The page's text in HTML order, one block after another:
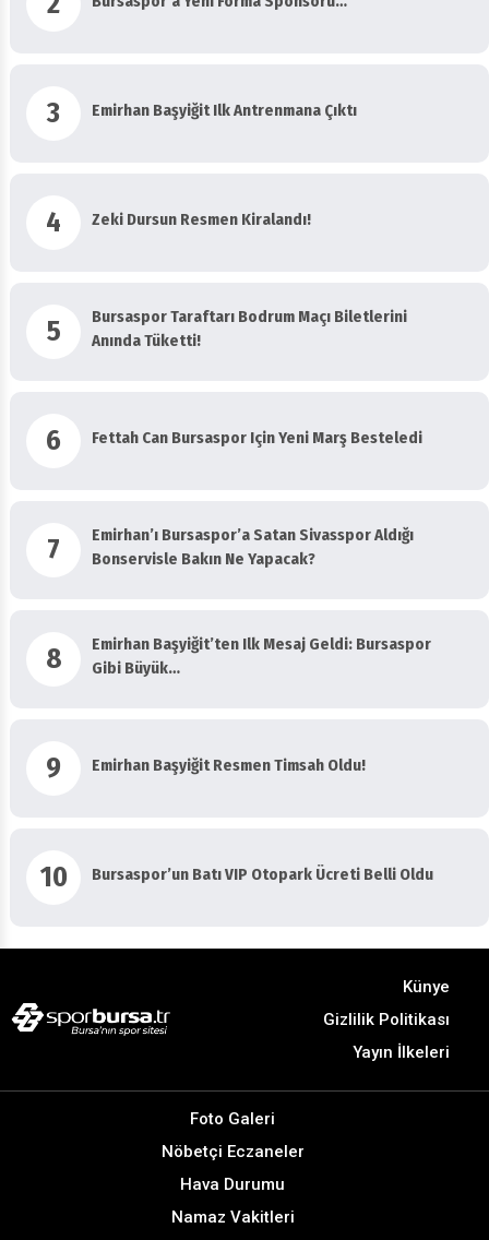
2 Bursaspor’a Yeni Forma Sponsoru…
3 Emirhan Başyiğit Ilk Antrenmana Çıktı
4
5
Bursaspor Taraftarı Bodrum Maçı Biletlerini
6 Fettah Can Bursaspor Için Yeni Marş Besteledi
7
Emirhan’ı Bursaspor’a Satan Sivasspor Aldığı
Bonservisle Bakın Ne Yapacak?
8
Emirhan Başyiğit’ten Ilk Mesaj Geldi: Bursaspor
Gibi Büyük…
9 Emirhan Başyiğit Resmen Timsah Oldu!
10 Bursaspor’un Batı VIP Otopark Ücreti Belli Oldu
Künye
Yayın İlkeleri
Nöbetçi Eczaneler